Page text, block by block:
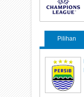
Pilihan